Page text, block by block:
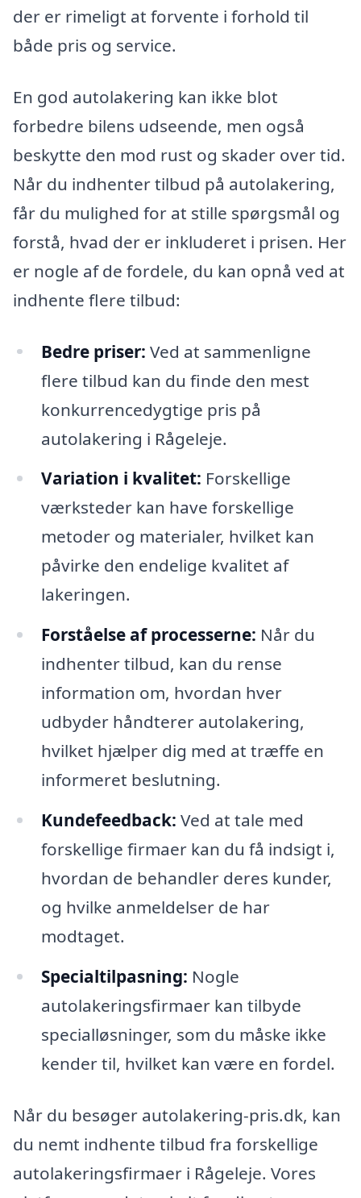
der er rimeligt at forvente i forhold til
både pris og service.
En god autolakering kan ikke blot
forbedre bilens udseende, men også
beskytte den mod rust og skader over tid.
Når du indhenter tilbud på autolakering,
får du mulighed for at stille spørgsmål og
forstå, hvad der er inkluderet i prisen. Her
er nogle af de fordele, du kan opnå ved at
indhente flere tilbud:
Bedre priser: Ved at sammenligne
flere tilbud kan du finde den mest
konkurrencedygtige pris på
autolakering i Rågeleje.
Variation i kvalitet: Forskellige
værksteder kan have forskellige
metoder og materialer, hvilket kan
påvirke den endelige kvalitet af
lakeringen.
Forståelse af processerne: Når du
indhenter tilbud, kan du rense
information om, hvordan hver
udbyder håndterer autolakering,
hvilket hjælper dig med at træffe en
informeret beslutning.
Kundefeedback: Ved at tale med
forskellige firmaer kan du få indsigt i,
hvordan de behandler deres kunder,
og hvilke anmeldelser de har
modtaget.
Specialtilpasning: Nogle
autolakeringsfirmaer kan tilbyde
specialløsninger, som du måske ikke
kender til, hvilket kan være en fordel.
Når du besøger autolakering-pris.dk, kan
du nemt indhente tilbud fra forskellige
autolakeringsfirmaer i Rågeleje. Vores